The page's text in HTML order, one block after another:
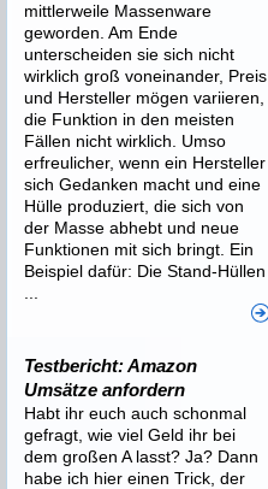
mittlerweile Massenware
geworden. Am Ende
unterscheiden sie sich nicht
wirklich groß voneinander, Preis
und Hersteller mögen variieren,
die Funktion in den meisten
Fällen nicht wirklich. Umso
erfreulicher, wenn ein Hersteller
sich Gedanken macht und eine
Hülle produziert, die sich von
der Masse abhebt und neue
Funktionen mit sich bringt. Ein
Beispiel dafür: Die Stand-Hüllen
Testbericht: Amazon
Umsätze anfordern
Habt ihr euch auch schonmal
gefragt, wie viel Geld ihr bei
dem großen A lasst? Ja? Dann
habe ich hier einen Trick, der